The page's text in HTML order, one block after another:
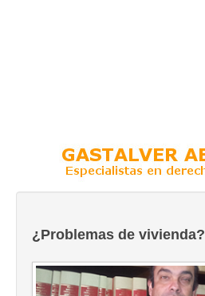
¿Problemas de vivienda?